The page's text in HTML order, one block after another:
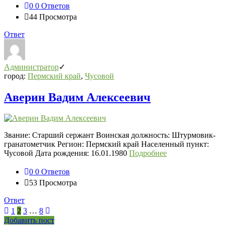
0 0 Ответов
44 Просмотра
Ответ
Администратор
город: Пермский край, Чусовой
Аверин Вадим Алексеевич
Звание: Старший сержант Воинская должность: Штурмовик-
гранатометчик Регион: Пермский край Населенный пункт:
Чусовой Дата рождения: 16.01.1980 Подробнее
0 0 Ответов
53 Просмотра
Ответ
1 2 3 … 8
Боковая
Добавить пост